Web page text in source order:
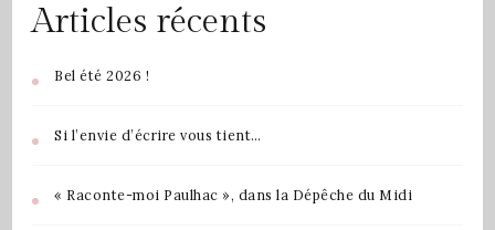
Articles récents
Bel été 2026 !
Si l’envie d’écrire vous tient…
« Raconte-moi Paulhac », dans la Dépêche du Midi